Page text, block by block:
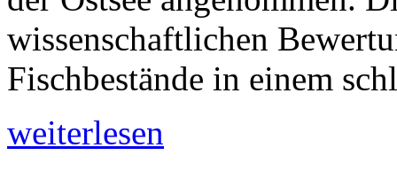
wissenschaftlichen
Fischbestände in einem
weiterlesen